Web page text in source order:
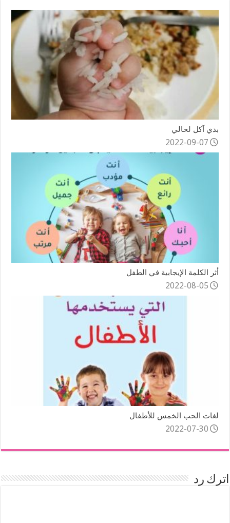
بدي آكل لحالي
2022-09-07
أثر الكلمة الإيجابية في الطفل
2022-08-05
لغات الحب الخمس للأطفال
2022-07-30
اترك رد